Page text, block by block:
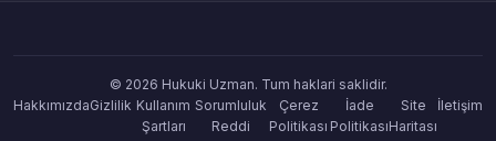
© 2026 Hukuki Uzman. Tum haklari saklidir.
HakkımızdaGizlilik Kullanım
Şartları
Sorumluluk
Reddi
Çerez
Politikası
İade
Politikası
Site
Haritası
İletişim